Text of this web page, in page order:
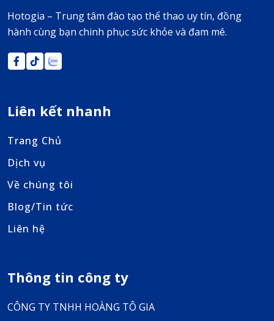
Hotogia – Trung tâm đào tạo thể thao uy tín, đồng
hành cùng bạn chinh phục sức khỏe và đam mê.
Liên kết nhanh
Trang Chủ
Dịch vụ
Về chúng tôi
Blog/Tin tức
Liên hệ
Thông tin công ty
CÔNG TY TNHH HOÀNG TÔ GIA